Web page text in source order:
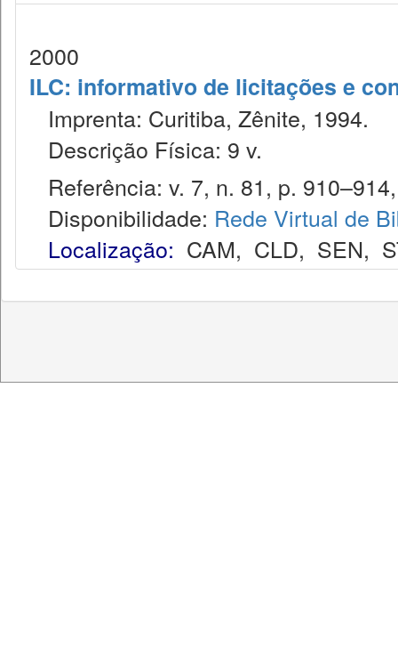
2000
ILC: informativo de licitações e
Imprenta: Curitiba, Zênite, 1994.
Descrição Física: 9 v.
Referência: v. 7, n. 81, p.
Disponibilidade: Rede Virtual de
Localização: CAM, CLD, SEN,